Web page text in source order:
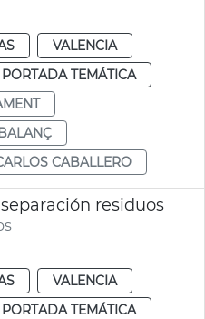
VALENCIA
TEMÁTICA
CABALLERO
residuos
VALENCIA
TEMÁTICA